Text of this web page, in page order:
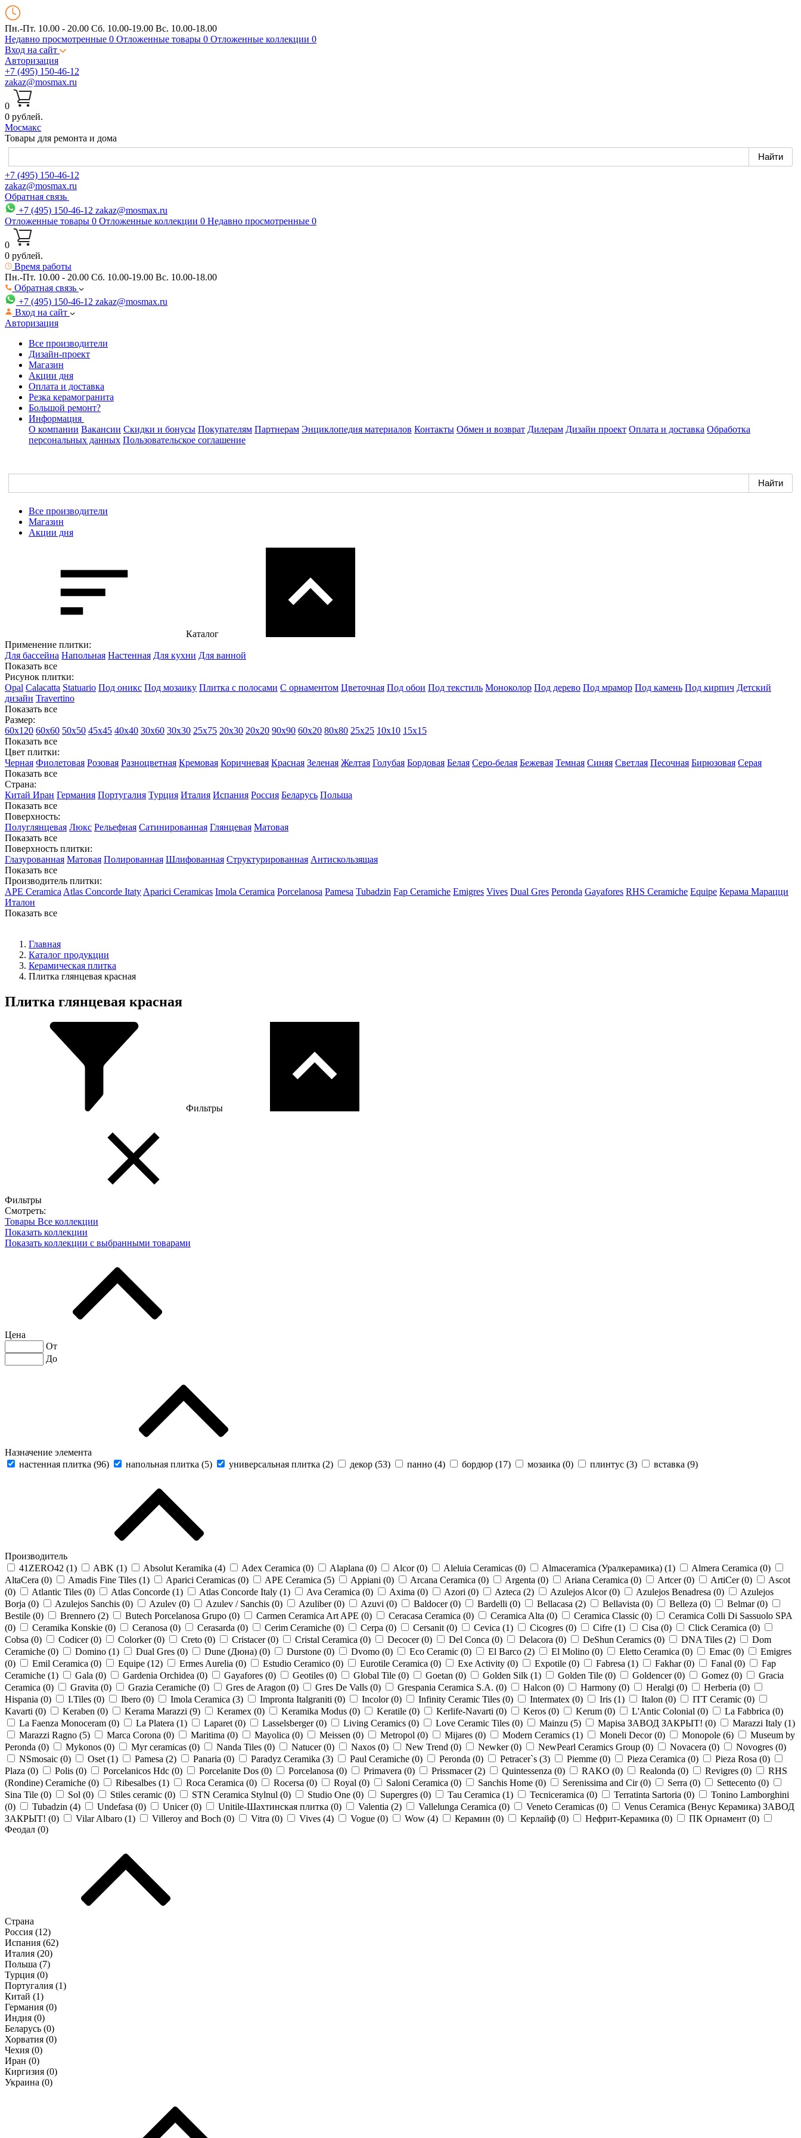
Пн.-Пт. 10.00 - 20.00 Сб. 10.00-19.00 Вс. 10.00-18.00
Недавно просмотренные 0 Отложенные товары 0 Отложенные коллекции 0
Вход на сайт
Авторизация
+7 (495) 150-46-12
zakaz@mosmax.ru
0
0 рублей.
Мосмакс
Товары для ремонта и дома
+7 (495) 150-46-12
zakaz@mosmax.ru
Обратная связь
+7 (495) 150-46-12 zakaz@mosmax.ru
Отложенные товары 0 Отложенные коллекции 0 Недавно просмотренные 0
0
0 рублей.
Время работы
Пн.-Пт. 10.00 - 20.00 Сб. 10.00-19.00 Вс. 10.00-18.00
Обратная связь
+7 (495) 150-46-12 zakaz@mosmax.ru
Вход на сайт
Авторизация
Все производители
Дизайн-проект
Магазин
Акции дня
Оплата и доставка
Резка керамогранита
Большой ремонт?
Информация
О компании Вакансии Скидки и бонусы Покупателям Партнерам Энциклопедия материалов Контакты Обмен и возврат Дилерам Дизайн проект Оплата и доставка Обработка
персональных данных Пользовательское соглашение
Все производители
Магазин
Акции дня
Каталог
Применение плитки:
Для бассейна Напольная Настенная Для кухни Для ванной
Показать все
Рисунок плитки:
Opal Calacatta Statuario Под оникс Под мозаику Плитка с полосами С орнаментом Цветочная Под обои Под текстиль Моноколор Под дерево Под мрамор Под камень Под кирпич Детский
дизайн Travertino
Показать все
Размер:
60х120 60х60 50х50 45х45 40х40 30х60 30х30 25х75 20х30 20х20 90х90 60х20 80х80 25x25 10х10 15х15
Показать все
Цвет плитки:
Черная Фиолетовая Розовая Разноцветная Кремовая Коричневая Красная Зеленая Желтая Голубая Бордовая Белая Cеро-белая Бежевая Темная Синяя Светлая Песочная Бирюзовая Серая
Показать все
Страна:
Китай Иран Германия Португалия Турция Италия Испания Россия Беларусь Польша
Показать все
Поверхность:
Полуглянцевая Люкс Рельефная Сатинированная Глянцевая Матовая
Показать все
Поверхность плитки:
Глазурованная Матовая Полированная Шлифованная Структурированная Антискользящая
Показать все
Производитель плитки:
APE Ceramica Atlas Concorde Itaty Aparici Ceramicas Imola Ceramica Porcelanosa Pamesa Tubadzin Fap Ceramiche Emigres Vives Dual Gres Peronda Gayafores RHS Ceramiche Equipe Керама Марацци
Италон
Показать все
Главная
Каталог продукции
Керамическая плитка
Плитка глянцевая красная
Плитка глянцевая красная
Фильтры
Фильтры
Смотреть:
Товары Все коллекции
Показать коллекции
Показать коллекции с выбранными товарами
Цена
От
До
Назначение элемента
настенная плитка (96) напольная плитка (5) универсальная плитка (2) декор (53) панно (4) бордюр (17) мозаика (0) плинтус (3) вставка (9)
Производитель
41ZERO42 (1) ABK (1) Absolut Keramika (4) Adex Ceramica (0) Alaplana (0) Alcor (0) Aleluia Ceramicas (0) Almaceramica (Уралкерамика) (1) Almera Ceramica (0)
AltaCera (0) Amadis Fine Tiles (1) Aparici Ceramicas (0) APE Ceramica (5) Appiani (0) Arcana Ceramica (0) Argenta (0) Ariana Ceramica (0) Artcer (0) ArtiCer (0)
Ascot
(0) Atlantic Tiles (0) Atlas Concorde (1) Atlas Concorde Italy (1) Ava Ceramica (0) Axima (0) Azori (0) Azteca (2) Azulejos Alcor (0) Azulejos Benadresa (0)
Azulejos
Borja (0) Azulejos Sanchis (0) Azulev (0) Azulev / Sanchis (0) Azuliber (0) Azuvi (0) Baldocer (0) Bardelli (0) Bellacasa (2) Bellavista (0) Belleza (0) Belmar (0)
Bestile (0) Brennero (2) Butech Porcelanosa Grupo (0) Carmen Ceramica Art APE (0) Ceracasa Ceramica (0) Ceramica Alta (0) Ceramica Classic (0)
Ceramica Colli Di Sassuolo SPA
(0) Ceramika Konskie (0) Ceranosa (0) Cerasarda (0) Cerim Ceramiche (0) Cerpa (0) Cersanit (0) Cevica (1) Cicogres (0) Cifre (1) Cisa (0) Click Ceramica (0)
Cobsa (0) Codicer (0) Colorker (0) Creto (0) Cristacer (0) Cristal Ceramica (0) Decocer (0) Del Conca (0) Delacora (0) DeShun Ceramics (0) DNA Tiles (2)
Dom
Ceramiche (0) Domino (1) Dual Gres (0) Dune (Дюна) (0) Durstone (0) Dvomo (0) Eco Ceramic (0) El Barco (2) El Molino (0) Eletto Ceramica (0) Emac (0)
Emigres
(0) Emil Ceramica (0) Equipe (12) Ermes Aurelia (0) Estudio Ceramico (0) Eurotile Ceramica (0) Exe Activity (0) Expotile (0) Fabresa (1) Fakhar (0) Fanal (0)
Fap
Ceramiche (1) Gala (0) Gardenia Orchidea (0) Gayafores (0) Geotiles (0) Global Tile (0) Goetan (0) Golden Silk (1) Golden Tile (0) Goldencer (0) Gomez (0)
Gracia
Ceramica (0) Gravita (0) Grazia Ceramiche (0) Gres de Aragon (0) Gres De Valls (0) Grespania Ceramica S.A. (0) Halcon (0) Harmony (0) Heralgi (0) Herberia (0)
Hispania (0) I.Tiles (0) Ibero (0) Imola Ceramica (3) Impronta Italgraniti (0) Incolor (0) Infinity Ceramic Tiles (0) Intermatex (0) Iris (1) Italon (0) ITT Ceramic (0)
Kavarti (0) Keraben (0) Kerama Marazzi (9) Keramex (0) Keramika Modus (0) Keratile (0) Kerlife-Navarti (0) Keros (0) Kerum (0) L'Antic Colonial (0) La Fabbrica (0)
La Faenza Monoceram (0) La Platera (1) Laparet (0) Lasselsberger (0) Living Ceramics (0) Love Ceramic Tiles (0) Mainzu (5) Mapisa ЗАВОД ЗАКРЫТ! (0) Marazzi Italy (1)
Marazzi Ragno (5) Marca Corona (0) Maritima (0) Mayolica (0) Meissen (0) Metropol (0) Mijares (0) Modern Ceramics (1) Moneli Decor (0) Monopole (6)
Museum by
Peronda (0) Mykonos (0) Myr ceramicas (0) Nanda Tiles (0) Natucer (0) Naxos (0) New Trend (0) Newker (0) NewPearl Ceramics Group (0) Novacera (0) Novogres (0)
NSmosaic (0) Oset (1) Pamesa (2) Panaria (0) Paradyz Ceramika (3) Paul Ceramiche (0) Peronda (0) Petracer`s (3) Piemme (0) Pieza Ceramica (0) Pieza Rosa (0)
Plaza (0) Polis (0) Porcelanicos Hdc (0) Porcelanite Dos (0) Porcelanosa (0) Primavera (0) Prissmacer (2) Quintessenza (0) RAKO (0) Realonda (0) Revigres (0)
RHS
(Rondine) Ceramiche (0) Ribesalbes (1) Roca Ceramica (0) Rocersa (0) Royal (0) Saloni Ceramica (0) Sanchis Home (0) Serenissima and Cir (0) Serra (0) Settecento (0)
Sina Tile (0) Sol (0) Stiles ceramic (0) STN Ceramica Stylnul (0) Studio One (0) Supergres (0) Tau Ceramica (1) Tecniceramica (0) Terratinta Sartoria (0)
Tonino Lamborghini
(0) Tubadzin (4) Undefasa (0) Unicer (0) Unitile-Шахтинская плитка (0) Valentia (2) Vallelunga Ceramica (0) Veneto Ceramicas (0)
Venus Ceramica (Венус Керамика) ЗАВОД
ЗАКРЫТ! (0) Vilar Albaro (1) Villeroy and Boch (0) Vitra (0) Vives (4) Vogue (0) Wow (4) Керамин (0) Керлайф (0) Нефрит-Керамика (0) ПК Орнамент (0)
Феодал (0)
Страна
Россия (12)
Испания (62)
Италия (20)
Польша (7)
Турция (0)
Португалия (1)
Китай (1)
Германия (0)
Индия (0)
Беларусь (0)
Хорватия (0)
Чехия (0)
Иран (0)
Киргизия (0)
Украина (0)